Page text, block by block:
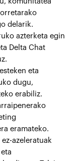
delarik.
azterketa egin
Delta Chat
eta
dugu,
erabiliz.
eramateko.
azeleratuak